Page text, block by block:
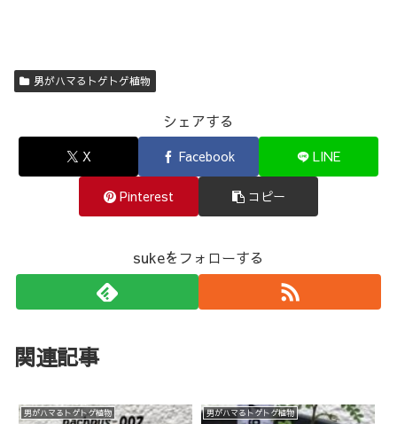
男がハマるトゲトゲ植物
シェアする
X Facebook LINE
Pinterest コピー
sukeをフォローする
関連記事
男がハマるトゲトゲ植物 男がハマるトゲトゲ植物